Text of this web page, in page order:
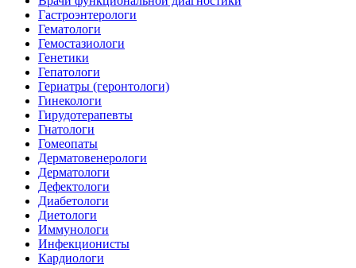
Гастроэнтерологи
Гематологи
Гемостазиологи
Генетики
Гепатологи
Гериатры (геронтологи)
Гинекологи
Гирудотерапевты
Гнатологи
Гомеопаты
Дерматовенерологи
Дерматологи
Дефектологи
Диабетологи
Диетологи
Иммунологи
Инфекционисты
Кардиологи